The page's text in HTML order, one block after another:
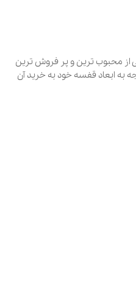
و پر فروش ترین
خود به خرید آن